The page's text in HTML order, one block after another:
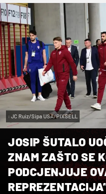
: JC Ruiz/Sipa USA/PIXSELL
JOSIP ŠUTALO
ZNAM ZAŠTO SE
PODCJENJUJE